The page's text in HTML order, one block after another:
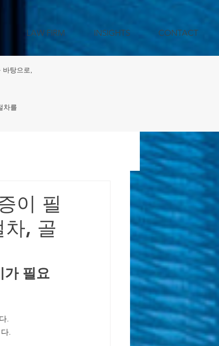
LAW FIRM INSIGHTS CONTACT
탕으로,
차를
학제 가이드
이 필
, 골
가 필요
.
.